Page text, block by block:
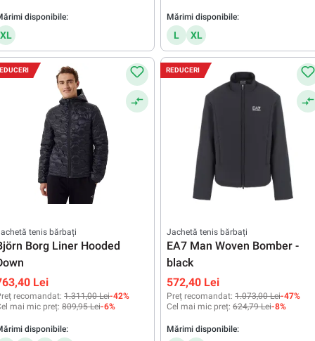
disponibile:
XL
Mărimi disponibile:
L XL
tenis bărbați
Borg Liner Hooded
Lei
recomandat: 1.311,00 Lei-42%
mai mic preț: 809,95 Lei-6%
disponibile:
REDUCERI
Jachetă tenis bărbați
EA7 Man Woven Bomber -
black
572,40 Lei
Preț recomandat: 1.073,00 Lei-47%
Cel mai mic preț: 624,79 Lei-8%
Mărimi disponibile: